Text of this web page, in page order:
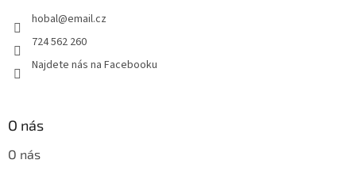
hobal@email.cz
724 562 260
Najdete nás na Facebooku
O nás
O nás